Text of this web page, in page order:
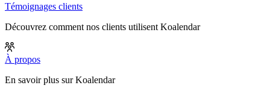
Témoignages clients
Découvrez comment nos clients utilisent Koalendar
À propos
En savoir plus sur Koalendar